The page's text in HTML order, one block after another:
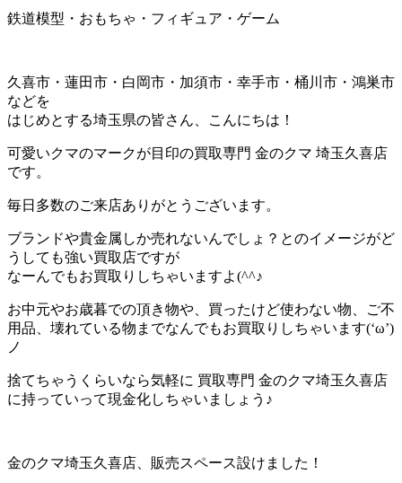
鉄道模型・おもちゃ・フィギュア・ゲーム
久喜市・蓮田市・白岡市・加須市・幸手市・桶川市・鴻巣市
などを
はじめとする埼玉県の皆さん、こんにちは！
可愛いクマのマークが目印の買取専門 金のクマ 埼玉久喜店
です。
毎日多数のご来店ありがとうございます。
ブランドや貴金属しか売れないんでしょ？とのイメージがど
うしても強い買取店ですが
なーんでもお買取りしちゃいますよ(^^♪
お中元やお歳暮での頂き物や、買ったけど使わない物、ご不
用品、壊れている物までなんでもお買取りしちゃいます(‘ω’)
ノ
捨てちゃうくらいなら気軽に 買取専門 金のクマ埼玉久喜店
に持っていって現金化しちゃいましょう♪
金のクマ埼玉久喜店、販売スペース設けました！